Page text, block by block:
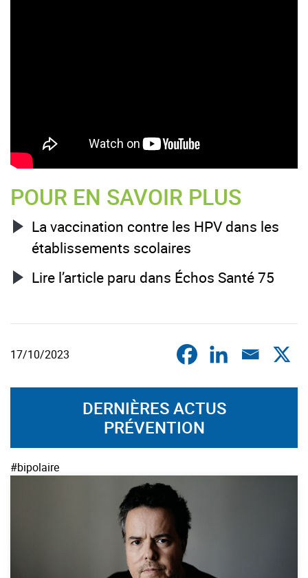
POUR EN SAVOIR PLUS
La vaccination contre les HPV dans les
établissements scolaires
Lire l’article paru dans Échos Santé 75
17/10/2023
DERNIÈRES ACTUS
PRÉVENTION
#bipolaire